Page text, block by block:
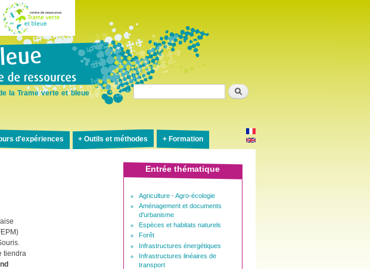
la Trame verte et bleue
d'expériences Outils et méthodes Formation
tiendra
Entrée thématique
Agriculture - Agro-écologie
Aménagement et documents
d'urbanisme
Espèces et habitats naturels
Forêt
Infrastructures énergétiques
Infrastructures linéaires de
transport